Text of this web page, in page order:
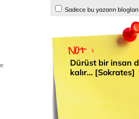
Sadece bu yazarın
Dürüst bir insan
kalır… [Sokrates]